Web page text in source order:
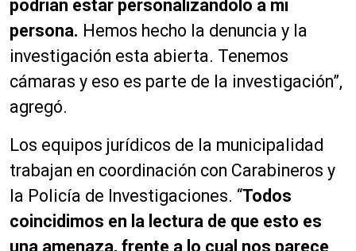
podrían estar personalizándolo a mi
persona. Hemos hecho la denuncia y la
investigación esta abierta. Tenemos
cámaras y eso es parte de la investigación”,
agregó.
Los equipos jurídicos de la municipalidad
trabajan en coordinación con Carabineros y
la Policía de Investigaciones. “Todos
coincidimos en la lectura de que esto es
una amenaza, frente a lo cual nos parece